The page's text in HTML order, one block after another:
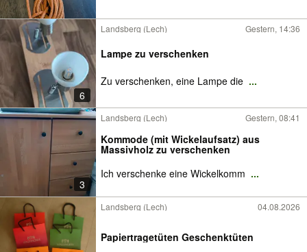
6
Landsberg (Lech) Gestern, 14:36
Lampe zu verschenken
Zu verschenken, eine Lampe die ...
3
Landsberg (Lech) Gestern, 08:41
Kommode (mit Wickelaufsatz) aus
Massivholz zu verschenken
Ich verschenke eine Wickelkomm ...
Landsberg (Lech) 04.08.2026
Papiertragetüten Geschenktüten